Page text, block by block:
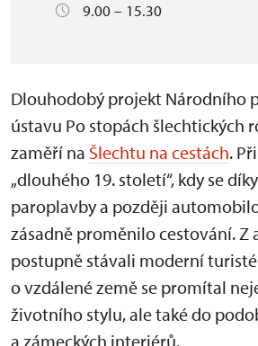
9.00 – 15.30
Dlouhodobý projekt Národního
ústavu Po stopách šlechtických
zaměří na Šlechtu na cestách.
„dlouhého 19. století“, kdy se
paroplavby a později
zásadně proměnilo cestování. Z
postupně stávali moderní
o vzdálené země se promítal
životního stylu, ale také do
a zámeckých interiérů.